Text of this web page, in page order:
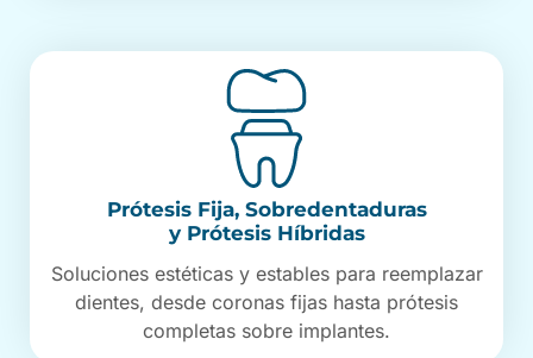
Prótesis Fija, Sobredentaduras
y Prótesis Híbridas
Soluciones estéticas y estables para reemplazar
dientes, desde coronas fijas hasta prótesis
completas sobre implantes.